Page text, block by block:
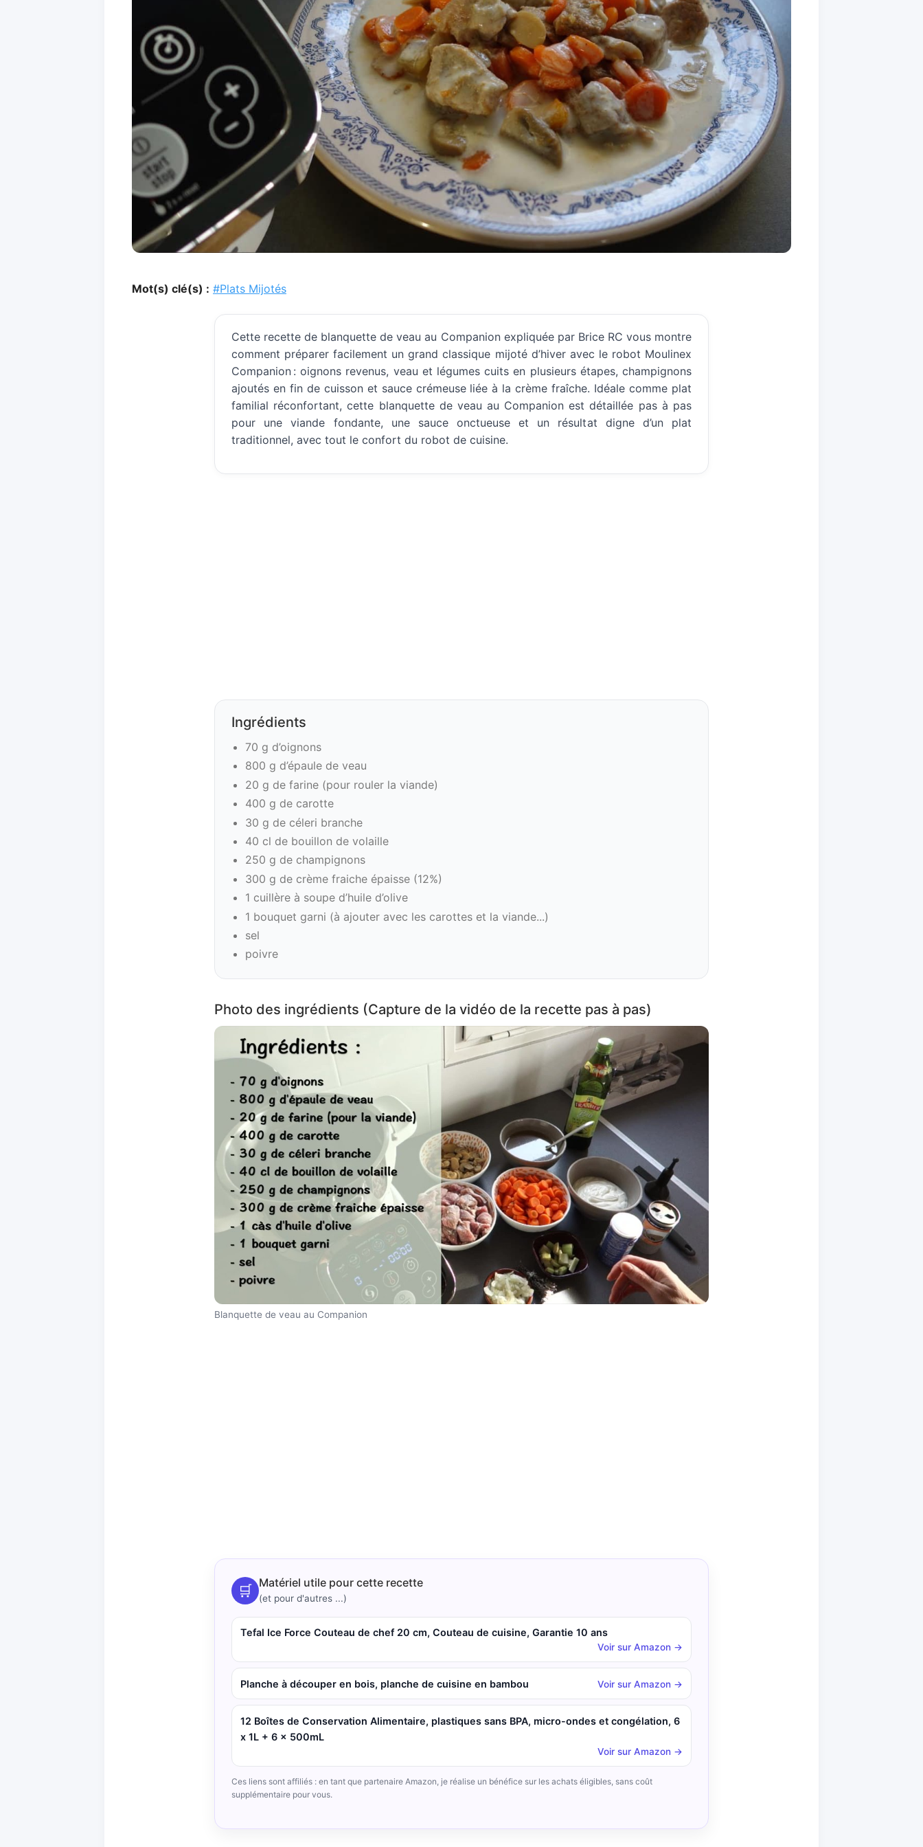
Mot(s) clé(s) : #Plats Mijotés
Cette recette de blanquette de veau au Companion expliquée par Brice RC vous montre
comment préparer facilement un grand classique mijoté d’hiver avec le robot Moulinex
Companion : oignons revenus, veau et légumes cuits en plusieurs étapes, champignons
ajoutés en fin de cuisson et sauce crémeuse liée à la crème fraîche. Idéale comme plat
familial réconfortant, cette blanquette de veau au Companion est détaillée pas à pas
pour une viande fondante, une sauce onctueuse et un résultat digne d’un plat
traditionnel, avec tout le confort du robot de cuisine.
Ingrédients
70 g d’oignons
800 g d’épaule de veau
20 g de farine (pour rouler la viande)
400 g de carotte
30 g de céleri branche
40 cl de bouillon de volaille
250 g de champignons
300 g de crème fraiche épaisse (12%)
1 cuillère à soupe d’huile d’olive
1 bouquet garni (à ajouter avec les carottes et la viande...)
sel
poivre
Photo des ingrédients (Capture de la vidéo de la recette pas à pas)
Blanquette de veau au Companion
🛒 Matériel utile pour cette recette
(et pour d'autres ...)
Tefal Ice Force Couteau de chef 20 cm, Couteau de cuisine, Garantie 10 ans
Voir sur Amazon →
Planche à découper en bois, planche de cuisine en bambou Voir sur Amazon →
12 Boîtes de Conservation Alimentaire, plastiques sans BPA, micro-ondes et congélation, 6
x 1L + 6 x 500mL
Voir sur Amazon →
Ces liens sont affiliés : en tant que partenaire Amazon, je réalise un bénéfice sur les achats éligibles, sans coût
supplémentaire pour vous.